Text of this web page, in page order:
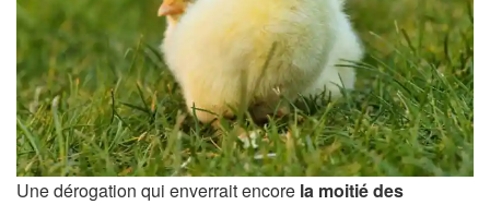
Une dérogation qui enverrait encore la moitié des